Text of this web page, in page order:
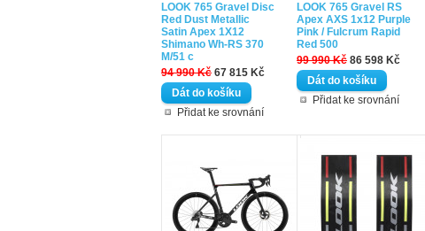
LOOK 765 Gravel Disc
Red Dust Metallic
Satin Apex 1X12
Shimano Wh-RS 370
M/51 c
94 990 Kč 67 815 Kč
Přidat ke srovnání
LOOK 765 Gravel RS
Apex AXS 1x12 Purple
Pink / Fulcrum Rapid
Red 500
99 990 Kč 86 598 Kč
Přidat ke srovnání